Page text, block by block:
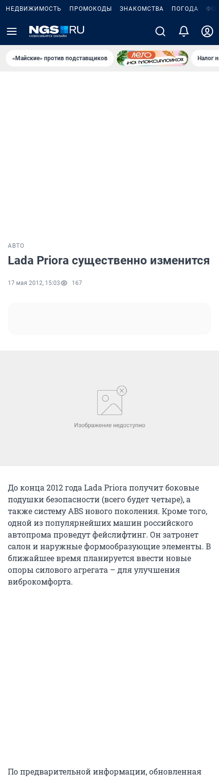
НЕДВИЖИМОСТЬ ПРОМОКОДЫ ЗНАКОМСТВА ПОГОДА
«Майские» против подставщиков Налог
АВТО
Lada Priora существенно изменится
17 мая 2012, 15:03 167
До конца 2012 года Lada Priora получит боковые
подушки безопасности (всего будет четыре), а
также систему ABS нового поколения. Кроме того,
одной из популярнейших машин российского
автопрома проведут фейслифтинг. Он затронет
салон и наружные формообразующие элементы. В
ближайшее время планируется ввести новые
опоры силового агрегата – для улучшения
виброкомфорта.
По предварительной информации, обновленная